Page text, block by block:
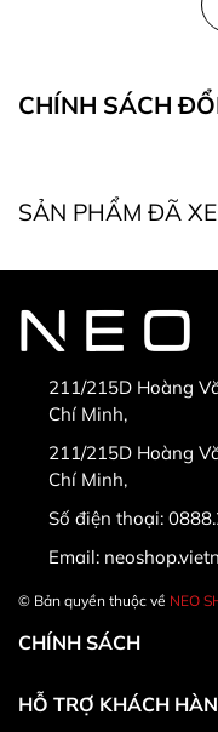
CHÍNH SÁCH
* Điều kiện bắt buộc
* Hàng được đổi trả
SẢN PHẨM ĐÃ
211/215D Hoàng
Chí Minh,
211/215D Hoàng
Chí Minh,
Số điện thoại:
Email:
© Bản quyền thuộc về NEO
CHÍNH SÁCH
HỖ TRỢ KHÁCH